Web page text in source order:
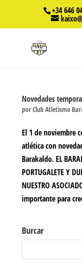
+34 646
Novedades
porClub Atletismo
El 1 de noviembre
atlética con
Barakaldo. EL
PORTUGALETE Y
NUESTRO
importante para
Burcar